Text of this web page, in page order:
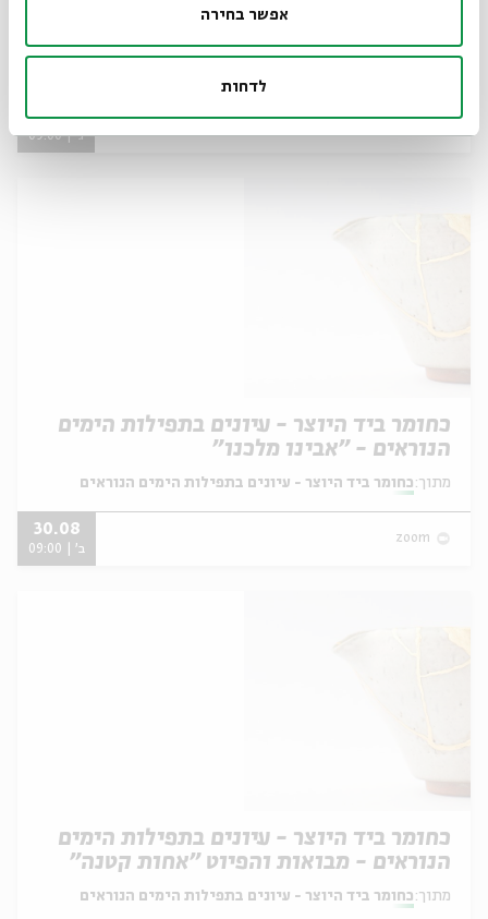
אפשר בחירה
לדחות
כחומר ביד היוצר - עיונים בתפילות הימים
31.08
ג' | 09:00
כחומר ביד היוצר - עיונים בתפילות הימים
הנוראים - "אבינו מלכנו"
מתוך: כחומר ביד היוצר - עיונים בתפילות הימים הנוראים
zoom
30.08
ב' | 09:00
כחומר ביד היוצר - עיונים בתפילות הימים
הנוראים - מבואות והפיוט "אחות קטנה"
מתוך: כחומר ביד היוצר - עיונים בתפילות הימים הנוראים